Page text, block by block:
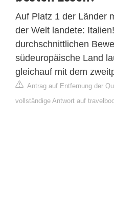
Auf Platz 1 der Länder
der Welt landete:
durchschnittlichen
südeuropäische Land
gleichauf mit dem
Antrag auf Entfernung der
vollständige Antwort auf